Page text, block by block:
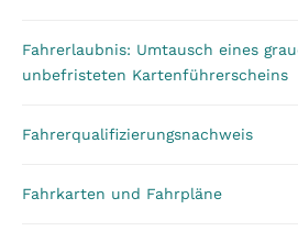
Fahrerlaubnis: Umtausch eines
unbefristeten Kartenführerscheins
Fahrerqualifizierungsnachweis
Fahrkarten und Fahrpläne